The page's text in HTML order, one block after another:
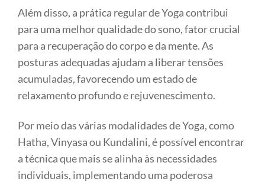
Além disso, a prática regular de Yoga contribui
para uma melhor qualidade do sono, fator crucial
para a recuperação do corpo e da mente. As
posturas adequadas ajudam a liberar tensões
acumuladas, favorecendo um estado de
relaxamento profundo e rejuvenescimento.
Por meio das várias modalidades de Yoga, como
Hatha, Vinyasa ou Kundalini, é possível encontrar
a técnica que mais se alinha às necessidades
individuais, implementando uma poderosa